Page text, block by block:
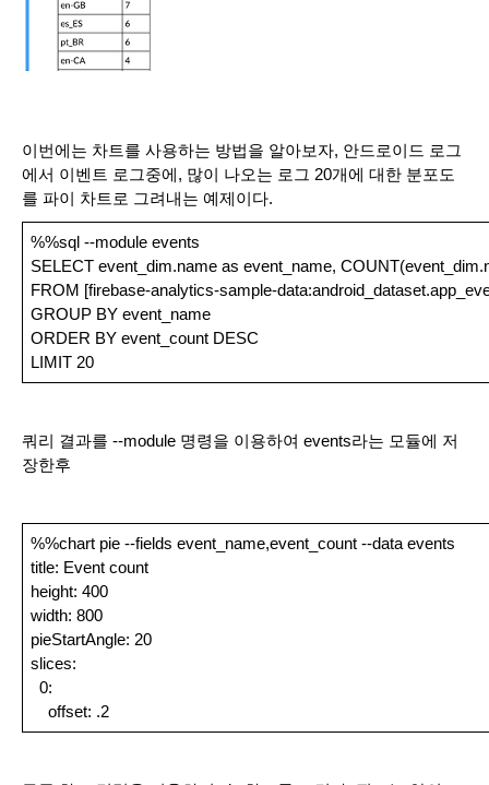
이번에는 차트를 사용하는 방법을 알아보자, 안드로이드 로그
에서 이벤트 로그중에, 많이 나오는 로그 20개에 대한 분포도
를 파이 차트로 그려내는 예제이다.
%%sql --module events
SELECT event_dim.name as event_name,
FROM [firebase-analytics-sample-
GROUP BY event_name
ORDER BY event_count DESC
LIMIT 20
쿼리 결과를 --module 명령을 이용하여 events라는 모듈에 저
장한후
%%chart pie --fields event_name,event_count --data events
title: Event count
height: 400
width: 800
pieStartAngle: 20
slices:
0:
offset: .2